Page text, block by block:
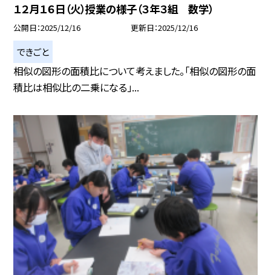
１２月１６日（火）授業の様子（３年３組 数学）
公開日 2025/12/16 更新日 2025/12/16
できごと
相似の図形の面積比について考えました。「相似の図形の面
積比は相似比の二乗になる」...